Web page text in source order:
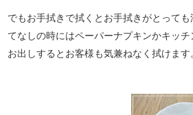
でもお手拭きで拭くとお手拭きがとって
てなしの時にはペーパーナプキンかキッ
お出しするとお客様も気兼ねなく拭けます。